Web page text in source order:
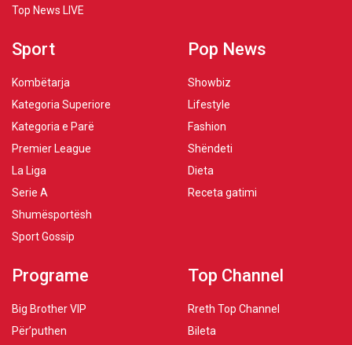
Top News LIVE
Sport
Kombëtarja
Kategoria Superiore
Kategoria e Parë
Premier League
La Liga
Serie A
Shumësportësh
Sport Gossip
Pop News
Showbiz
Lifestyle
Fashion
Shëndeti
Dieta
Receta gatimi
Programe
Big Brother VIP
Për’puthen
Top Channel
Rreth Top Channel
Bileta